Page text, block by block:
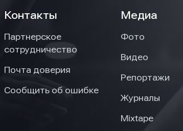
Контакты
Партнерское
сотрудничество
Почта доверия
Сообщить об ошибке
Медиа
Фото
Видео
Репортажи
Журналы
Mixtape